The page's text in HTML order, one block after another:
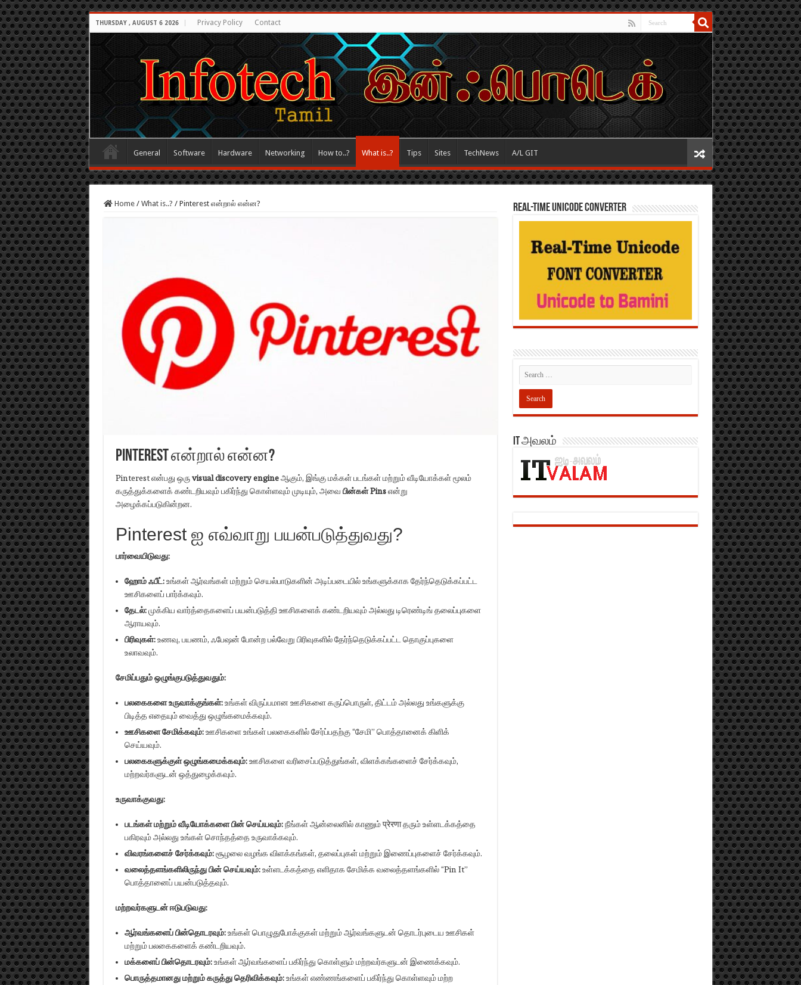
THURSDAY , AUGUST 6 2026 Privacy Policy Contact
General Software Hardware Networking How to..? What is..? Tips Sites TechNews A/L GIT
Home / What is..? / Pinterest என்றால் என்ன?
Pinterest என்றால் என்ன?
Pinterest என்பது ஒருvisual discovery engineஆகும், இங்கு மக்கள் படங்கள் மற்றும் வீடியோக்கள் மூலம்
கருத்துக்களைக் கண்டறியவும் பகிர்ந்து கொள்ளவும் முடியும், அவை பின்கள் Pinsஎன்று
அழைக்கப்படுகின்றன.
Pinterest ஐ எவ்வாறு பயன்படுத்துவது?
பார்வையிடுவது:
ஹோம் ஃபீட்:உங்கள் ஆர்வங்கள் மற்றும் செயல்பாடுகளின் அடிப்படையில் உங்களுக்காக தேர்ந்தெடுக்கப்பட்ட
ஊசிகளைப் பார்க்கவும்.
தேடல்:முக்கிய வார்த்தைகளைப் பயன்படுத்தி ஊசிகளைக் கண்டறியவும் அல்லது டிரெண்டிங் தலைப்புகளை
ஆராயவும்.
பிரிவுகள்:உணவு, பயணம், ஃபேஷன் போன்ற பல்வேறு பிரிவுகளில் தேர்ந்தெடுக்கப்பட்ட தொகுப்புகளை
உலாவவும்.
சேமிப்பதும் ஒழுங்குபடுத்துவதும்:
பலகைகளை உருவாக்குங்கள்:உங்கள் விருப்பமான ஊசிகளை கருப்பொருள், திட்டம் அல்லது உங்களுக்கு
பிடித்த எதையும் வைத்து ஒழுங்கமைக்கவும்.
ஊசிகளை சேமிக்கவும்:ஊசிகளை உங்கள் பலகைகளில் சேர்ப்பதற்கு “சேமி” பொத்தானைக் கிளிக்
செய்யவும்.
பலகைகளுக்குள் ஒழுங்கமைக்கவும்:ஊசிகளை வரிசைப்படுத்துங்கள், விளக்கங்களைச் சேர்க்கவும்,
மற்றவர்களுடன் ஒத்துழைக்கவும்.
உருவாக்குவது:
படங்கள் மற்றும் வீடியோக்களை பின் செய்யவும்:நீங்கள் ஆன்லைனில் காணும் प्रेरणा தரும் உள்ளடக்கத்தை
பகிரவும் அல்லது உங்கள் சொந்தத்தை உருவாக்கவும்.
விவரங்களைச் சேர்க்கவும்:சூழலை வழங்க விளக்கங்கள், தலைப்புகள் மற்றும் இணைப்புகளைச் சேர்க்கவும்.
வலைத்தளங்களிலிருந்து பின் செய்யவும்:உள்ளடக்கத்தை எளிதாக சேமிக்க வலைத்தளங்களில் “Pin It”
பொத்தானைப் பயன்படுத்தவும்.
மற்றவர்களுடன் ஈடுபடுவது:
ஆர்வங்களைப் பின்தொடரவும்:உங்கள் பொழுதுபோக்குகள் மற்றும் ஆர்வங்களுடன் தொடர்புடைய ஊசிகள்
மற்றும் பலகைகளைக் கண்டறியவும்.
மக்களைப் பின்தொடரவும்:உங்கள் ஆர்வங்களைப் பகிர்ந்து கொள்ளும் மற்றவர்களுடன் இணைக்கவும்.
பொருத்தமானது மற்றும் கருத்து தெரிவிக்கவும்:உங்கள் எண்ணங்களைப் பகிர்ந்து கொள்ளவும் மற்ற
REAL-TIME UNICODE CONVERTER
IT அவலம்